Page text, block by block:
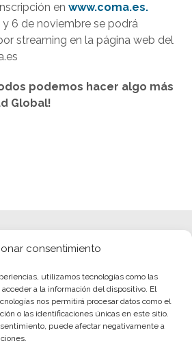
consentimiento
utilizamos tecnologías como las
a la información del dispositivo. El
nos permitirá procesar datos como el
o las identificaciones únicas en este sitio.
puede afectar negativamente a
en www.coma.es.
6 de noviembre se podrá
streaming en la página web del
podemos hacer algo más
Global!